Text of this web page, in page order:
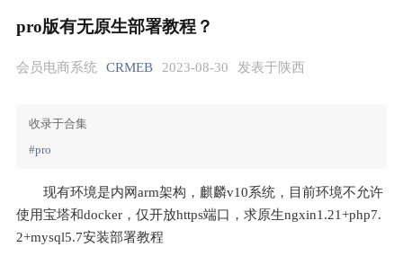
pro版有无原生部署教程？
会员电商系统 CRMEB 2023-08-30 发表于陕西
收录于合集
#pro
现有环境是内网arm架构，麒麟v10系统，目前环境不允许
使用宝塔和docker，仅开放https端口，求原生ngxin1.21+php7.
2+mysql5.7安装部署教程